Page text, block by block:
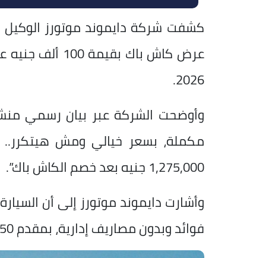
كشفت شركة دايموند موتورز
عرض كاش باك
2026.
وأوضحت الشركة عبر بيان رسمي
1,275,000 جنيه بعد خصم الكاش باك”.
وأشارت دايموند موتورز إلى أن
فوائد وبدون مصاريف إدارية، بمقدم 50%.